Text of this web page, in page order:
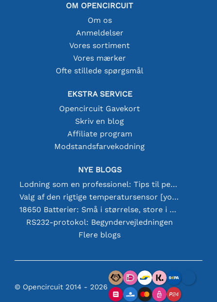
OM OPENCIRCUIT
Om os
Anmeldelser
Vores sortiment
Vores mærker
Ofte stillede spørgsmål
EKSTRA SERVICE
Opencircuit Gavekort
Skriv en blog
Affiliate program
Modstandsfarvekodning
NYE BLOGS
Lodning som en professionel: Tips til perfekte elektroniske forbindelser
Valg af den rigtige temperatursensor [youtube]
18650 Batterier: Små i størrelse, store i ydeevne
RS232-protokol: Begyndervejledningen
Flere blogs
© Opencircuit 2014 - 2026